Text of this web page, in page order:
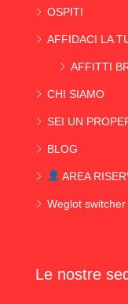
OSPITI
AFFIDACI LA
AFFITTI
CHI SIAMO
SEI UN
BLOG
AREA
Weglot switcher
Le nostre